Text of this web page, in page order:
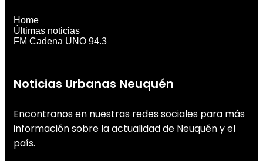
Noticias Urbanas Neuquén
Encontranos en nuestras redes sociales para más
información sobre la actualidad de Neuquén y el
país.
Home
Últimas noticias
FM Cadena UNO 94.3